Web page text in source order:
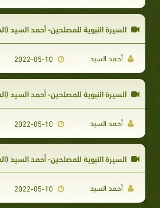
السيرة النبوية للمصلحين- أحمد السيد
أحمد السيد
السيرة النبوية للمصلحين- أحمد السيد
أحمد السيد
السيرة النبوية للمصلحين- أحمد السيد
أحمد السيد